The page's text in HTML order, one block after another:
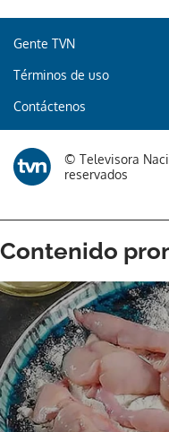
Gente TVN
Términos de uso
Contáctenos
© Televisora
reservados